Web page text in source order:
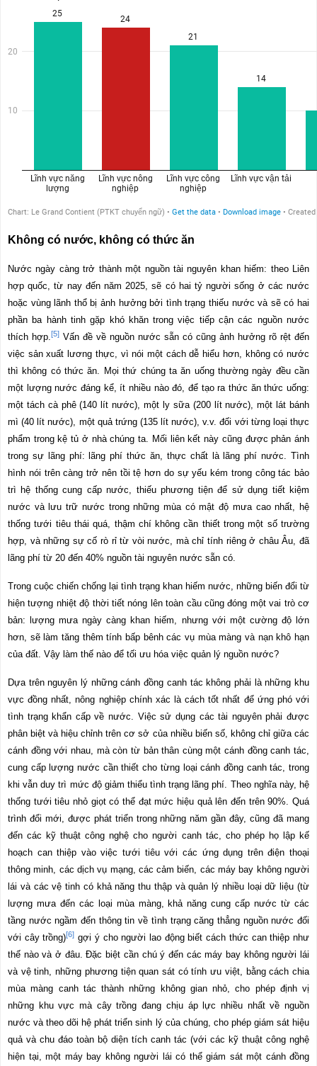
Không có nước, không có thức ăn
Nước ngày càng trở thành một nguồn tài nguyên khan hiếm: theo Liên
hợp quốc, từ nay đến năm 2025, sẽ có hai tỷ người sống ở các nước
hoặc vùng lãnh thổ bị ảnh hưởng bởi tình trạng thiếu nước và sẽ có hai
phần ba hành tinh gặp khó khăn trong việc tiếp cận các nguồn nước
thích hợp. [5] Vấn đề về nguồn nước sẵn có cũng ảnh hưởng rõ rệt đến
việc sản xuất lương thực, vì nói một cách dễ hiểu hơn, không có nước
thì không có thức ăn. Mọi thứ chúng ta ăn uống thường ngày đều cần
một lượng nước đáng kể, ít nhiều nào đó, để tạo ra thức ăn thức uống:
một tách cà phê (140 lít nước), một ly sữa (200 lít nước), một lát bánh
mì (40 lít nước), một quả trứng (135 lít nước), v.v. đối với từng loại thực
phẩm trong kệ tủ ở nhà chúng ta. Mối liên kết này cũng được phản ánh
trong sự lãng phí: lãng phí thức ăn, thực chất là lãng phí nước. Tình
hình nói trên càng trở nên tồi tệ hơn do sự yếu kém trong công tác bảo
trì hệ thống cung cấp nước, thiếu phương tiện để sử dụng tiết kiệm
nước và lưu trữ nước trong những mùa có mật độ mưa cao nhất, hệ
thống tưới tiêu thái quá, thậm chí không cần thiết trong một số trường
hợp, và những sự cố rò rỉ từ vòi nước, mà chỉ tính riêng ở châu Âu, đã
lãng phí từ 20 đến 40% nguồn tài nguyên nước sẵn có.
Trong cuộc chiến chống lại tình trạng khan hiếm nước, những biến đổi từ
hiện tượng nhiệt độ thời tiết nóng lên toàn cầu cũng đóng một vai trò cơ
bản: lượng mưa ngày càng khan hiếm, nhưng với một cường độ lớn
hơn, sẽ làm tăng thêm tính bấp bênh các vụ mùa màng và nạn khô hạn
của đất. Vậy làm thế nào để tối ưu hóa việc quản lý nguồn nước?
Dựa trên nguyên lý những cánh đồng canh tác không phải là những khu
vực đồng nhất, nông nghiệp chính xác là cách tốt nhất để ứng phó với
tình trạng khẩn cấp về nước. Việc sử dụng các tài nguyên phải được
phân biệt và hiệu chỉnh trên cơ sở của nhiều biến số, không chỉ giữa các
cánh đồng với nhau, mà còn từ bản thân cùng một cánh đồng canh tác,
cung cấp lượng nước cần thiết cho từng loại cánh đồng canh tác, trong
khi vẫn duy trì mức độ giảm thiểu tình trạng lãng phí. Theo nghĩa này, hệ
thống tưới tiêu nhỏ giọt có thể đạt mức hiệu quả lên đến trên 90%. Quá
trình đổi mới, được phát triển trong những năm gần đây, cũng đã mang
đến các kỹ thuật công nghệ cho người canh tác, cho phép họ lập kế
hoạch can thiệp vào việc tưới tiêu với các ứng dụng trên điện thoại
thông minh, các dịch vụ mạng, các cảm biến, các máy bay không người
lái và các vệ tinh có khả năng thu thập và quản lý nhiều loại dữ liệu (từ
lượng mưa đến các loại mùa màng, khả năng cung cấp nước từ các
tầng nước ngầm đến thông tin về tình trạng căng thẳng nguồn nước đối
với cây trồng)[6] gợi ý cho người lao động biết cách thức can thiệp như
thế nào và ở đâu. Đặc biệt cần chú ý đến các máy bay không người lái
và vệ tinh, những phương tiện quan sát có tính ưu việt, bằng cách chia
mùa màng canh tác thành những không gian nhỏ, cho phép định vị
những khu vực mà cây trồng đang chịu áp lực nhiều nhất về nguồn
nước và theo dõi hệ phát triển sinh lý của chúng, cho phép giám sát hiệu
quả và chu đáo toàn bộ diện tích canh tác (với các kỹ thuật công nghệ
hiện tại, một máy bay không người lái có thể giám sát một cánh đồng